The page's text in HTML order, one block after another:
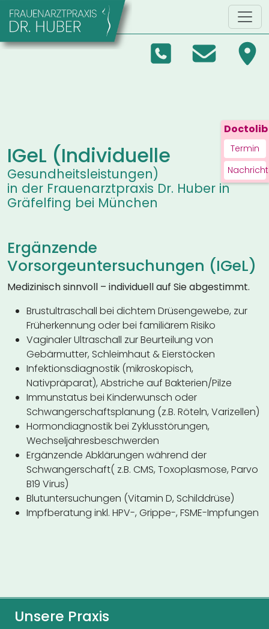
Zum Hauptinhalt springen
IGeL (Individuelle
Gesundheitsleistungen)
in der Frauenarztpraxis Dr. Huber in
Gräfelfing bei München
Ergänzende
Vorsorgeuntersuchungen (IGeL)
Medizinisch sinnvoll – individuell auf Sie abgestimmt.
Brustultraschall bei dichtem Drüsengewebe, zur
Früherkennung oder bei familiärem Risiko
Vaginaler Ultraschall zur Beurteilung von
Gebärmutter, Schleimhaut & Eierstöcken
Infektionsdiagnostik (mikroskopisch,
Nativpräparat), Abstriche auf Bakterien/Pilze
Immunstatus bei Kinderwunsch oder
Schwangerschaftsplanung (z.B. Röteln, Varizellen)
Hormondiagnostik bei Zyklusstörungen,
Wechseljahresbeschwerden
Ergänzende Abklärungen während der
Schwangerschaft( z.B. CMS, Toxoplasmose, Parvo
B19 Virus)
Blutuntersuchungen (Vitamin D, Schilddrüse)
Impfberatung inkl. HPV-, Grippe-, FSME-Impfungen
Unsere Praxis
Doctolib
Termin
Nachricht